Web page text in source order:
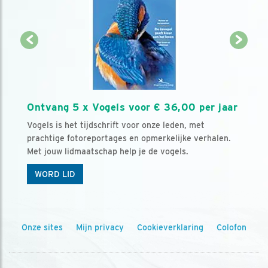
Ontvang 5 x Vogels voor € 36,00 per jaar
Vogels is het tijdschrift voor onze leden, met
prachtige fotoreportages en opmerkelijke verhalen.
Met jouw lidmaatschap help je de vogels.
WORD LID
Onze sites Mijn privacy Cookieverklaring Colofon